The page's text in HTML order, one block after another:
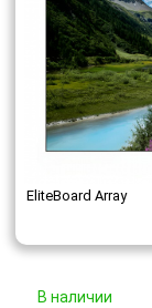
EliteBoard Array
В наличии